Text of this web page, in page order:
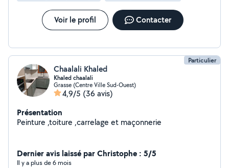
Voir le profil Contacter
Particulier
Chaalali Khaled
Khaled chaalali
Grasse (Centre Ville Sud-Ouest)
4,9/5 (36 avis)
Présentation
Peinture ,toiture ,carrelage et maçonnerie
Dernier avis laissé par Christophe : 5/5
Il y a plus de 6 mois